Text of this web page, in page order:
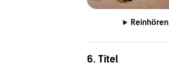
Reinhören
6. Titel